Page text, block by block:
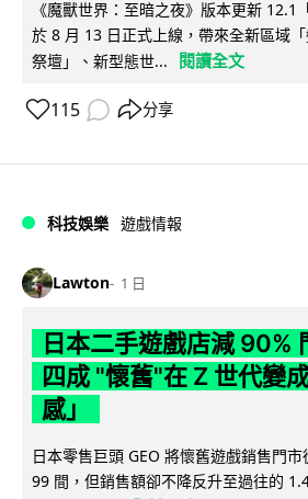
《魔獸世界：至暗之夜》版本更新 12.1
於 8 月 13 日正式上線，帶來全新區域
祭壇」、新型態世...
閱讀全文
115 分享
科技娛樂 遊戲情報
Lawton 1 日
日本二手遊戲店減 90%
四成 "懷舊"在 Z 世代變
感」
日本零售巨頭 GEO 將懷舊遊戲銷售門
99 間，但銷售額卻不降反升至過往的